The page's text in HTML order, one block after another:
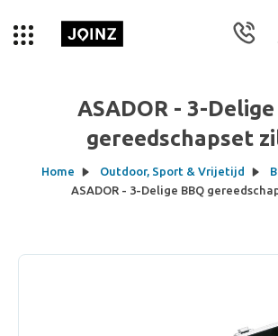
ASADOR - 3-Delige
gereedschapset
Home Outdoor, Sport & Vrijetijd
ASADOR - 3-Delige BBQ